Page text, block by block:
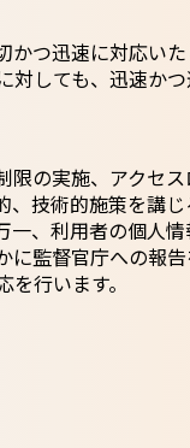
つ迅速に対応い
しても、迅速かつ
の実施、アクセ
技術的施策を講
、利用者の個人
に監督官庁への報
行います。